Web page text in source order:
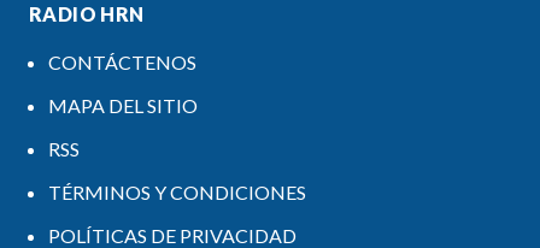
RADIO HRN
CONTÁCTENOS
MAPA DEL SITIO
RSS
TÉRMINOS Y CONDICIONES
POLÍTICAS DE PRIVACIDAD